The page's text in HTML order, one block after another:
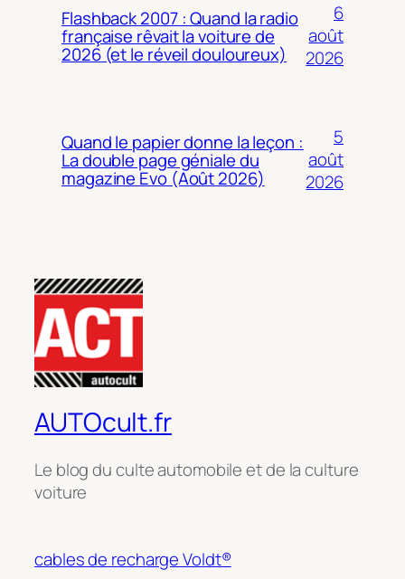
Flashback 2007 : Quand la radio
française rêvait la voiture de
2026 (et le réveil douloureux)
6
août
2026
Quand le papier donne la leçon :
La double page géniale du
magazine Evo (Août 2026)
5
août
2026
AUTOcult.fr
Le blog du culte automobile et de la culture
voiture
cables de recharge Voldt®